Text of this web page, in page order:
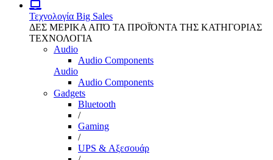
Τεχνολογία Big Sales
ΔΕΣ ΜΕΡΙΚΑ ΑΠΌ ΤΑ ΠΡΟΪΌΝΤΑ ΤΗΣ ΚΑΤΗΓΟΡΙΑΣ
ΤΕΧΝΟΛΟΓΙΑ
Audio
Audio Components
Audio
Audio Components
Gadgets
Bluetooth
/
Gaming
/
UPS & Αξεσουάρ